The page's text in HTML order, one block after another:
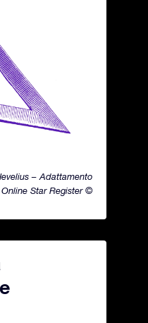
– Adattamento
Star Register ©